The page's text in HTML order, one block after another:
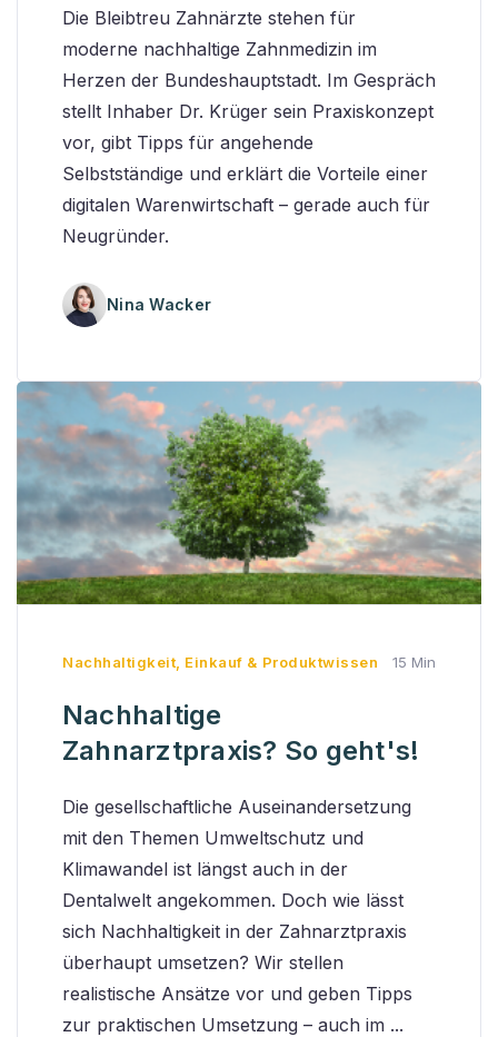
Die Bleibtreu Zahnärzte stehen für
moderne nachhaltige Zahnmedizin im
Herzen der Bundeshauptstadt. Im Gespräch
stellt Inhaber Dr. Krüger sein Praxiskonzept
vor, gibt Tipps für angehende
Selbstständige und erklärt die Vorteile einer
digitalen Warenwirtschaft – gerade auch für
Neugründer.
Nina Wacker
Nachhaltigkeit Einkauf & Produktwissen 15 Min
Nachhaltige
Zahnarztpraxis? So geht's!
Die gesellschaftliche Auseinandersetzung
mit den Themen Umweltschutz und
Klimawandel ist längst auch in der
Dentalwelt angekommen. Doch wie lässt
sich Nachhaltigkeit in der Zahnarztpraxis
überhaupt umsetzen? Wir stellen
realistische Ansätze vor und geben Tipps
zur praktischen Umsetzung – auch im ...